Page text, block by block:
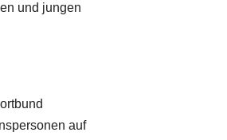
und jungen
auf